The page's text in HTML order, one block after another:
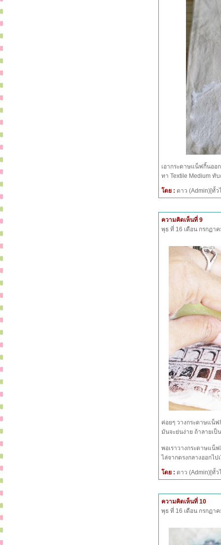
เอากระดาษแน็ฟกิ้นออ
ทา Textile Medium ทั
โดย : ดาว (Admin)[
ความคิดเห็นที่ 9
พุธ ที่ 16 เดือน กรกฏา
ค่อยๆ วางกระดาษแน็ฟ
มันจะย่นง่าย ถ้าลายเป็
พอเราวางกระดาษแน็
ไล่จากตรงกลางออกไ
โดย : ดาว (Admin)[
ความคิดเห็นที่ 10
พุธ ที่ 16 เดือน กรกฏา